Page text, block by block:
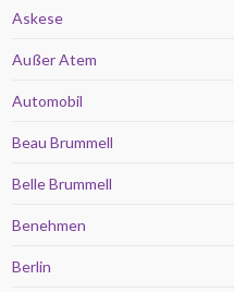
Askese
Außer Atem
Automobil
Beau Brummell
Belle Brummell
Benehmen
Berlin